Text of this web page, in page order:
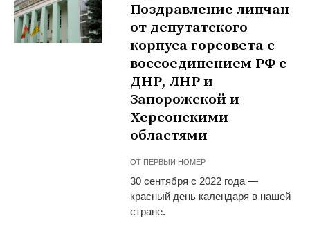
Поздравление липчан
от депутатского
корпуса горсовета с
воссоединением РФ с
ДНР, ЛНР и
Запорожской и
Херсонскими
областями
ОТ ПЕРВЫЙ НОМЕР
30 сентября с 2022 года —
красный день календаря в нашей
стране.